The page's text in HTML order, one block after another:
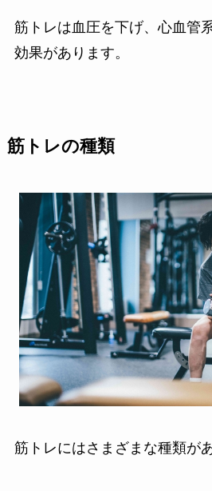
筋トレは血圧を下げ、心血管
効果があります。
筋トレの種類
筋トレにはさまざまな種類が